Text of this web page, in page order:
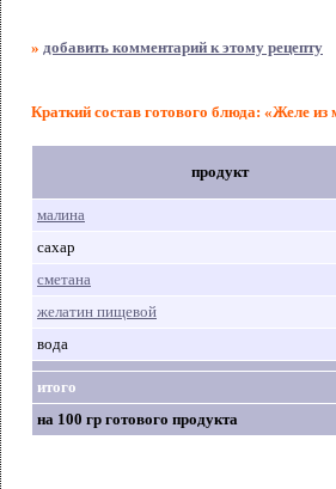
» добавить комментарий к этому рецепту
Краткий состав готового блюда: «Желе
продукт
малина
сахар
сметана
желатин пищевой
вода
итого
на 100 гр готового продукта